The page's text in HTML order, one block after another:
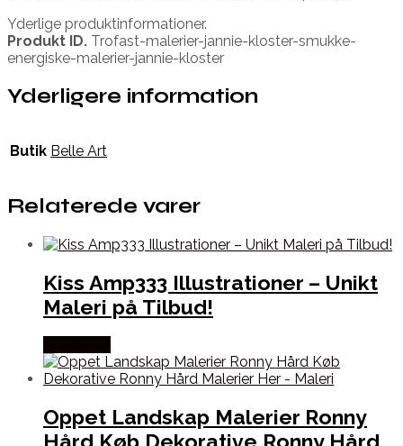
Yderlige produktinformationer.
Produkt ID. Trofast-malerier-jannie-kloster-smukke-
energiske-malerier-jannie-kloster
Yderligere information
Butik Belle Art
Relaterede varer
Kiss Amp333 Illustrationer – Unikt
Maleri på Tilbud!
Oppet Landskap Malerier Ronny
Hård Køb Dekorative Ronny Hård